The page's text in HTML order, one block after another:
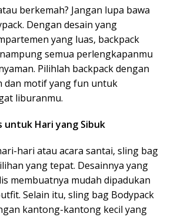
berkemah? Jangan lupa bawa
Dengan desain yang
yang luas, backpack
semua perlengkapanmu
Pilihlah backpack dengan
dan motif yang fun untuk
liburanmu.
untuk Hari yang Sibuk
hari atau acara santai, sling bag
yang tepat. Desainnya yang
membuatnya mudah dipadukan
Selain itu, sling bag Bodypack
kantong-kantong kecil yang